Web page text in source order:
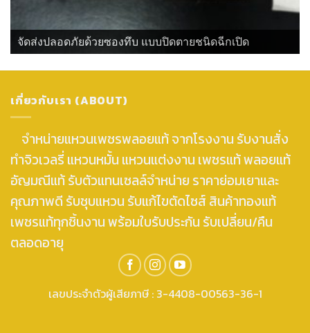
จัดส่งปลอดภัยด้วยซองทึบ แบบปิดตายชนิดฉีกเปิด
เกี่ยวกับเรา (ABOUT)
จำหน่ายแหวนเพชรพลอยแท้ จากโรงงาน รับงานสั่ง
ทำจิวเวลรี่ แหวนหมั้น แหวนแต่งงาน เพชรแท้ พลอยแท้
อัญมณีแท้ รับตัวแทนเซลล์จำหน่าย ราคาย่อมเยาและ
คุณภาพดี รับชุบแหวน รับแก้ไขตัดไซส์ สินค้าทองแท้
เพชรแท้ทุกชิ้นงาน พร้อมใบรับประกัน รับเปลี่ยน/คืน
ตลอดอายุ
เลขประจำตัวผู้เสียภาษี : 3-4408-00563-36-1